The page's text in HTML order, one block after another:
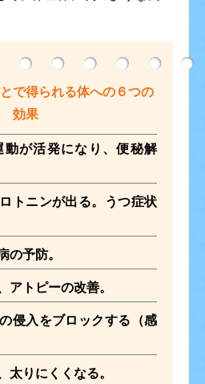
で得られる体への６つの
効果
が活発になり、便秘解
トニンが出る。うつ症状
予防。
トピーの改善。
侵入をブロックする（感
りにくくなる。